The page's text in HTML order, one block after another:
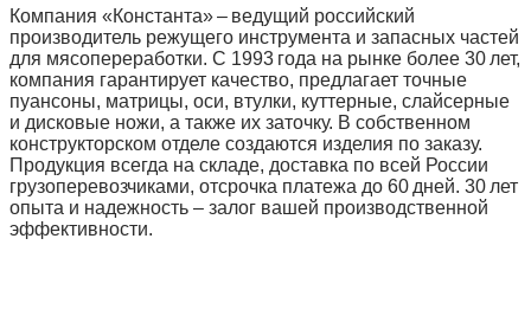
Компания «Константа» – ведущий российский
производитель режущего инструмента и запасных частей
для мясопереработки. С 1993 года на рынке более 30 лет,
компания гарантирует качество, предлагает точные
пуансоны, матрицы, оси, втулки, куттерные, слайсерные
и дисковые ножи, а также их заточку. В собственном
конструкторском отделе создаются изделия по заказу.
Продукция всегда на складе, доставка по всей России
грузоперевозчиками, отсрочка платежа до 60 дней. 30 лет
опыта и надежность – залог вашей производственной
эффективности.